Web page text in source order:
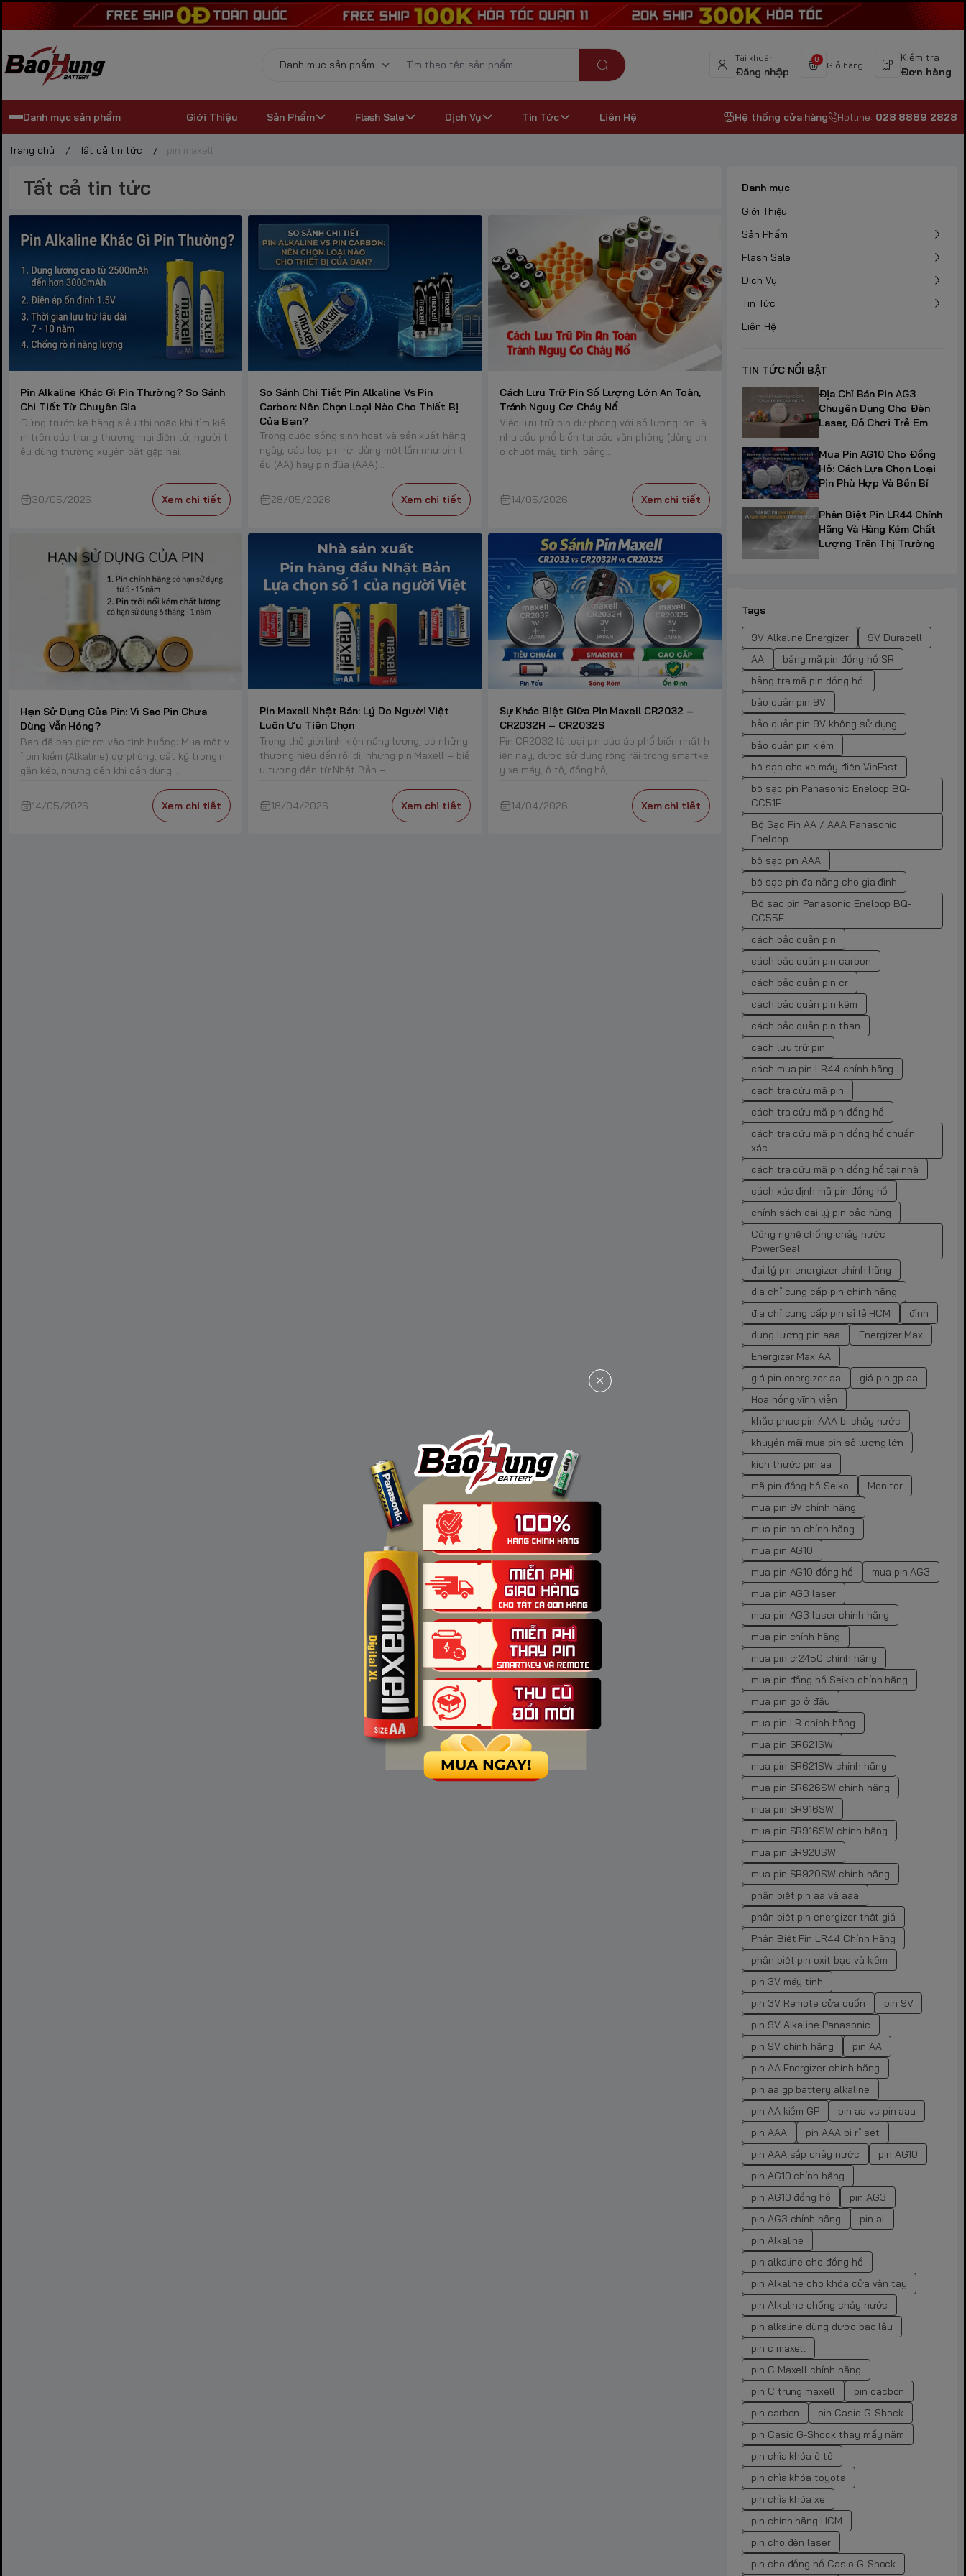
Tài khoản
Đăng nhập
0
Giỏ hàng
Kiểm tra
Đơn hàng
Danh mục sản phẩm Giới Thiệu Sản Phẩm Flash Sale Dịch Vụ Tin Tức Liên Hệ Hệ thống cửa hàng Hotline: 028 8889 2828
Trang chủ / Tất cả tin tức / pin maxell
Tất cả tin tức
Pin Alkaline Khác Gì Pin Thường? So Sánh
Chi Tiết Từ Chuyên Gia
Đứng trước kệ hàng siêu thị hoặc khi tìm kiế
m trên các trang thương mại điện tử, người ti
êu dùng thường xuyên bắt gặp hai...
30/05/2026 Xem chi tiết
So Sánh Chi Tiết Pin Alkaline Vs Pin
Carbon: Nên Chọn Loại Nào Cho Thiết Bị
Của Bạn?
Trong cuộc sống sinh hoạt và sản xuất hằng
ngày, các loại pin rời dùng một lần như pin ti
ểu (AA) hay pin đũa (AAA)...
28/05/2026 Xem chi tiết
Cách Lưu Trữ Pin Số Lượng Lớn An Toàn,
Tránh Nguy Cơ Cháy Nổ
Việc lưu trữ pin dự phòng với số lượng lớn là
nhu cầu phổ biến tại các văn phòng (dùng ch
o chuột máy tính, bảng...
14/05/2026 Xem chi tiết
Hạn Sử Dụng Của Pin: Vì Sao Pin Chưa
Dùng Vẫn Hỏng?
Bạn đã bao giờ rơi vào tình huống: Mua một v
ỉ pin kiềm (Alkaline) dự phòng, cất kỹ trong n
găn kéo, nhưng đến khi cần dùng...
14/05/2026 Xem chi tiết
Pin Maxell Nhật Bản: Lý Do Người Việt
Luôn Ưu Tiên Chọn
Trong thế giới linh kiện năng lượng, có những
thương hiệu đến rồi đi, nhưng pin Maxell – biể
u tượng đến từ Nhật Bản –...
18/04/2026 Xem chi tiết
Sự Khác Biệt Giữa Pin Maxell CR2032 –
CR2032H – CR2032S
Pin CR2032 là loại pin cúc áo phổ biến nhất h
iện nay, được sử dụng rộng rãi trong smartke
y xe máy, ô tô, đồng hồ,...
14/04/2026 Xem chi tiết
Danh mục
Giới Thiệu
Sản Phẩm
Flash Sale
Dịch Vụ
Tin Tức
Liên Hệ
TIN TỨC NỔI BẬT
Địa Chỉ Bán Pin AG3
Chuyên Dụng Cho Đèn
Laser, Đồ Chơi Trẻ Em
Mua Pin AG10 Cho Đồng
Hồ: Cách Lựa Chọn Loại
Pin Phù Hợp Và Bền Bỉ
Phân Biệt Pin LR44 Chính
Hãng Và Hàng Kém Chất
Lượng Trên Thị Trường
Tags
9V Alkaline Energizer
9V Duracell
AA
bảng mã pin đồng hồ SR
bảng tra mã pin đồng hồ.
bảo quản pin 9V
bảo quản pin 9V không sử dụng
bảo quản pin kiềm
bộ sạc cho xe máy điện VinFast
bộ sạc pin Panasonic Eneloop BQ-
CC51E
Bộ Sạc Pin AA / AAA Panasonic
Eneloop
bộ sạc pin AAA
bộ sạc pin đa năng cho gia đình
Bộ sạc pin Panasonic Eneloop BQ-
CC55E
cách bảo quản pin
cách bảo quản pin carbon
cách bảo quản pin cr
cách bảo quản pin kẽm
cách bảo quản pin than
cách lưu trữ pin
cách mua pin LR44 chính hãng
cách tra cứu mã pin
cách tra cứu mã pin đồng hồ
cách tra cứu mã pin đồng hồ chuẩn
xác
cách tra cứu mã pin đồng hồ tại nhà
cách xác định mã pin đồng hồ
chính sách đại lý pin bảo hùng
Công nghệ chống chảy nước
PowerSeal
đại lý pin energizer chính hãng
địa chỉ cung cấp pin chính hãng
địa chỉ cung cấp pin sỉ lẻ HCM
đình
dung lượng pin aaa
Energizer Max
Energizer Max AA
giá pin energizer aa
giá pin gp aa
Hoa hồng vĩnh viễn
khắc phục pin AAA bị chảy nước
khuyến mãi mua pin số lượng lớn
kích thước pin aa
mã pin đồng hồ Seiko
Monitor
mua pin 9V chính hãng
mua pin aa chính hãng
mua pin AG10
mua pin AG10 đồng hồ
mua pin AG3
mua pin AG3 laser
mua pin AG3 laser chính hãng
mua pin chính hãng
mua pin cr2450 chính hãng
mua pin đồng hồ Seiko chính hãng
mua pin gp ở đâu
mua pin LR chính hãng
mua pin SR621SW
mua pin SR621SW chính hãng
mua pin SR626SW chính hãng
mua pin SR916SW
mua pin SR916SW chính hãng
mua pin SR920SW
mua pin SR920SW chính hãng
phân biệt pin aa và aaa
phân biệt pin energizer thật giả
Phân Biệt Pin LR44 Chính Hãng
phân biệt pin oxit bạc và kiềm
pin 3V máy tính
pin 3V Remote cửa cuốn
pin 9V
pin 9V Alkaline Panasonic
pin 9V chính hãng
pin AA
pin AA Energizer chính hãng
pin aa gp battery alkaline
pin AA kiềm GP
pin aa vs pin aaa
pin AAA
pin AAA bị rỉ sét
pin AAA sắp chảy nước
pin AG10
pin AG10 chính hãng
pin AG10 đồng hồ
pin AG3
pin AG3 chính hãng
pin al
pin Alkaline
pin alkaline cho đồng hồ
pin Alkaline cho khóa cửa vân tay
pin Alkaline chống chảy nước
pin alkaline dùng được bao lâu
pin c maxell
pin C Maxell chính hãng
pin C trung maxell
pin cacbon
pin carbon
pin Casio G-Shock
pin Casio G-Shock thay mấy năm
pin chìa khóa ô tô
pin chìa khóa toyota
pin chìa khóa xe
pin chính hãng HCM
pin cho đèn laser
pin cho đồng hồ Casio G-Shock